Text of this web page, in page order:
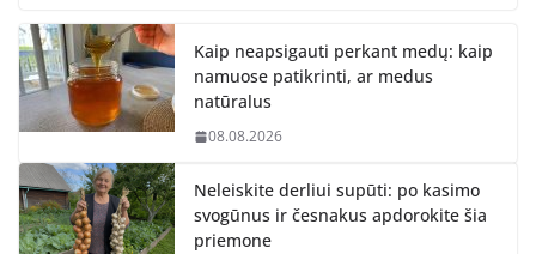
Kaip neapsigauti perkant medų: kaip
namuose patikrinti, ar medus
natūralus
08.08.2026
Neleiskite derliui supūti: po kasimo
svogūnus ir česnakus apdorokite šia
priemone